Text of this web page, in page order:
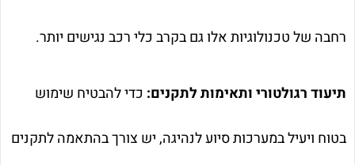
רחבה של טכנולוגיות אלו גם בקרב כלי רכב נגישים יותר.
תיעוד רגולטורי ותאימות לתקנים: כדי להבטיח שימוש
בטוח ויעיל במערכות סיוע לנהיגה, יש צורך בהתאמה לתקנים